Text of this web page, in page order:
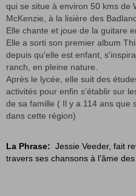
qui se situe à environ 50 kms de
McKenzie, à la lisière des
Elle chante et joue de la guitare
Elle a sorti son premier album
depuis qu'elle est enfant,
ranch, en pleine nature.
Après le lycée, elle suit des
activités pour enfin s’établir sur
de sa famille ( Il y a 114 ans que
dans cette région)
La Phrase: Jessie Veeder, fait
travers ses chansons à l'âme